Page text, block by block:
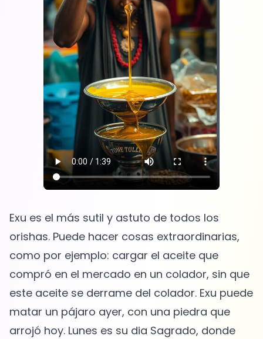
Exu es el más sutil y astuto de todos los
orishas. Puede hacer cosas extraordinarias,
como por ejemplo: cargar el aceite que
compró en el mercado en un colador, sin que
este aceite se derrame del colador. Exu puede
matar un pájaro ayer, con una piedra que
arrojó hoy. Lunes es su dia Sagrado, donde